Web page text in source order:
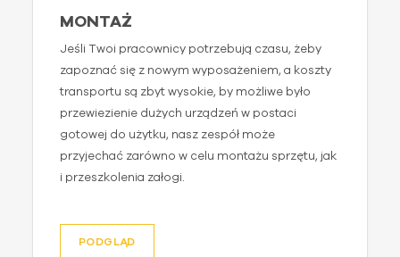
MONTAŻ
Jeśli Twoi pracownicy potrzebują czasu, żeby
zapoznać się z nowym wyposażeniem, a koszty
transportu są zbyt wysokie, by możliwe było
przewiezienie dużych urządzeń w postaci
gotowej do użytku, nasz zespół może
przyjechać zarówno w celu montażu sprzętu, jak
i przeszkolenia załogi.
PODGLĄD